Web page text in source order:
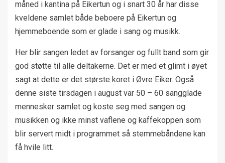
måned i kantina på Eikertun og i snart 30 år har disse
kveldene samlet både beboere på Eikertun og
hjemmeboende som er glade i sang og musikk.
Her blir sangen ledet av forsanger og fullt band som gir
god støtte til alle deltakerne. Det er med et glimt i øyet
sagt at dette er det største koret i Øvre Eiker. Også
denne siste tirsdagen i august var 50 – 60 sangglade
mennesker samlet og koste seg med sangen og
musikken og ikke minst vaflene og kaffekoppen som
blir servert midt i programmet så stemmebåndene kan
få hvile litt.